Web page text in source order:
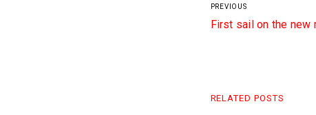
PREVIOUS
First sail on the new
RELATED POSTS